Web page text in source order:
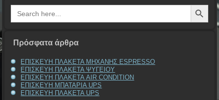
Search
for:
Search Button
Πρόσφατα άρθρα
ΕΠΙΣΚΕΥΗ ΠΛΑΚΕΤΑ ΜΗΧΑΝΗΣ ESPRESSO
ΕΠΙΣΚΕΥΗ ΠΛΑΚΕΤΑ ΨΥΓΕΙΟΥ
ΕΠΙΣΚΕΥΗ ΠΛΑΚΕΤΑ AIR CONDITION
ΕΠΙΣΚΕΥΗ ΜΠΑΤΑΡΙΑ UPS
ΕΠΙΣΚΕΥΗ ΠΛΑΚΕΤΑ UPS